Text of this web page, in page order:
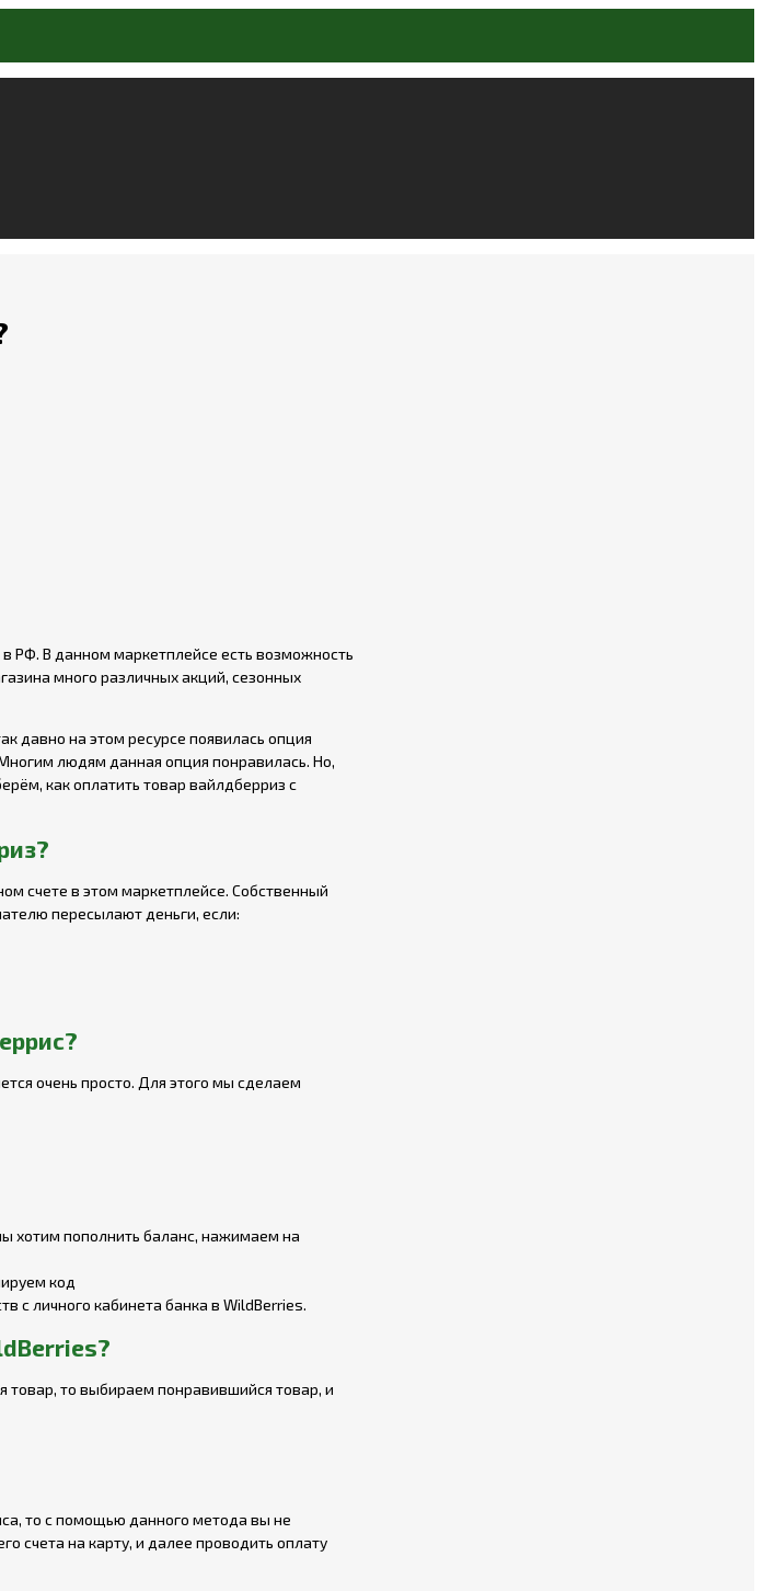
РФ. В данном маркетплейсе есть возможность
много различных акций, сезонных
давно на этом ресурсе появилась опция
людям данная опция понравилась. Но,
как оплатить товар вайлдберриз с
счете в этом маркетплейсе. Собственный
пересылают деньги, если:
очень просто. Для этого мы сделаем
хотим пополнить баланс, нажимаем на
с личного кабинета банка в WildBerries.
товар, то выбираем понравившийся товар, и
то с помощью данного метода вы не
счета на карту, и далее проводить оплату